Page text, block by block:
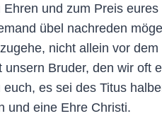
und zum Preis
übel nachreden
nicht allein vor
Bruder, den wir
es sei des Titus
und eine Ehre Christi.